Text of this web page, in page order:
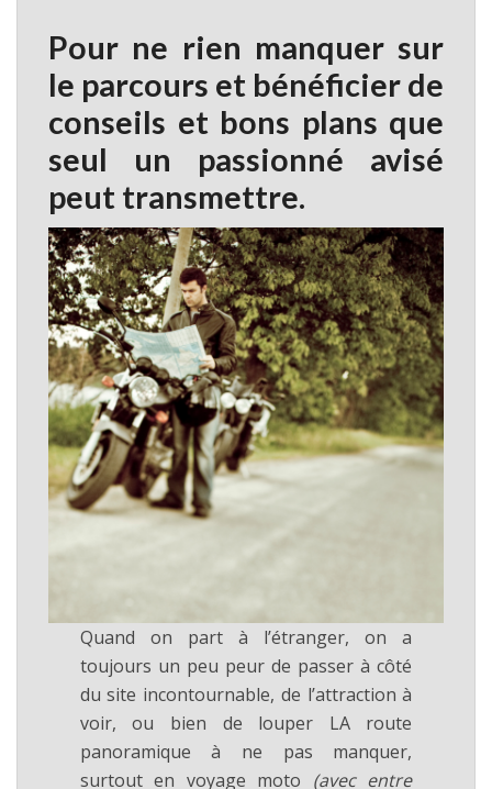
Pour ne rien manquer sur
le parcours et bénéficier de
conseils et bons plans que
seul un passionné avisé
peut transmettre.
Quand on part à l’étranger, on a
toujours un peu peur de passer à côté
du site incontournable, de l’attraction à
voir, ou bien de louper LA route
panoramique à ne pas manquer,
surtout en voyage moto (avec entre